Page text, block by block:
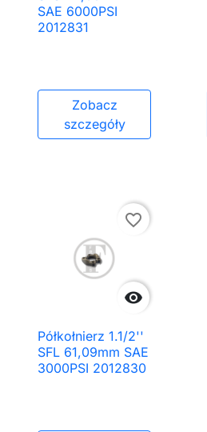
SAE 6000PSI
2012831
Zobacz
szczegóły

favorite_border
Półkołnierz 1.1/2''
SFL 61,09mm SAE
3000PSI 2012830